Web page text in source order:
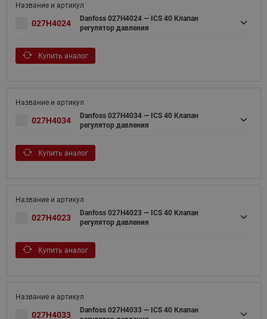
027H4024
Danfoss 027H4024 — ICS 40 Клапан
регулятор давления
Купить аналог
027H4034
Danfoss 027H4034 — ICS 40 Клапан
регулятор давления
Купить аналог
027H4023
Danfoss 027H4023 — ICS 40 Клапан
регулятор давления
Купить аналог
027H4033
Danfoss 027H4033 — ICS 40 Клапан